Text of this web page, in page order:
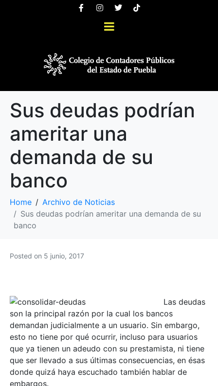
Sus deudas podrían
ameritar una
demanda de su
banco
Home
Archivo de Noticias
Sus deudas podrían ameritar una demanda de su
banco
Posted on 5 junio, 2017
Las deudas
son la principal razón por la cual los bancos
demandan judicialmente a un usuario. Sin embargo,
esto no tiene por qué ocurrir, incluso para usuarios
que ya tienen un adeudo con su prestamista, ni tiene
que ser llevado a sus últimas consecuencias, en ésas
donde quizá haya escuchado también hablar de
embargos.